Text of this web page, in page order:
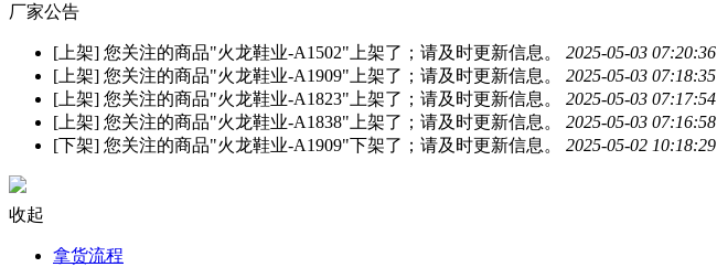
厂家公告
[上架] 您关注的商品"火龙鞋业-A1502"上架了；请及时更新信息。 2025-05-03 07:20:36
[上架] 您关注的商品"火龙鞋业-A1909"上架了；请及时更新信息。 2025-05-03 07:18:35
[上架] 您关注的商品"火龙鞋业-A1823"上架了；请及时更新信息。 2025-05-03 07:17:54
[上架] 您关注的商品"火龙鞋业-A1838"上架了；请及时更新信息。 2025-05-03 07:16:58
[下架] 您关注的商品"火龙鞋业-A1909"下架了；请及时更新信息。 2025-05-02 10:18:29
收起
拿货流程